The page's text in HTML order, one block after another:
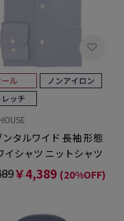
ンタルワイド 長袖 形態
イシャツ ニットシャツ
ッチ （使用素材：東レ
秒乾(R)）
￥4,389 (20%OFF)